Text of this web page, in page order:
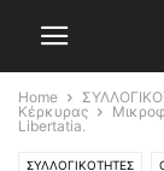
Home
Κέρκυρας
Libertatia.
ΣΥΛΛΟΓΙΚΟΤΗΤΕΣ